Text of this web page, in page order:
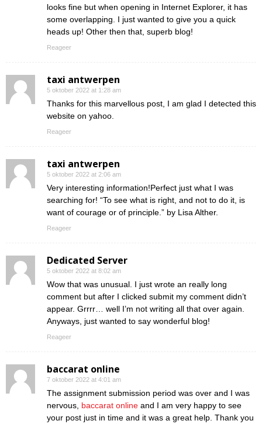
looks fine but when opening in Internet Explorer, it has
some overlapping. I just wanted to give you a quick
heads up! Other then that, superb blog!
Reageer
taxi antwerpen
5 oktober 2022 at 1:28 am
Thanks for this marvellous post, I am glad I detected this
website on yahoo.
Reageer
taxi antwerpen
5 oktober 2022 at 2:06 am
Very interesting information!Perfect just what I was
searching for! “To see what is right, and not to do it, is
want of courage or of principle.” by Lisa Alther.
Reageer
Dedicated Server
5 oktober 2022 at 8:02 am
Wow that was unusual. I just wrote an really long
comment but after I clicked submit my comment didn’t
appear. Grrrr… well I’m not writing all that over again.
Anyways, just wanted to say wonderful blog!
Reageer
baccarat online
7 oktober 2022 at 4:01 am
The assignment submission period was over and I was
nervous, baccarat online and I am very happy to see
your post just in time and it was a great help. Thank you